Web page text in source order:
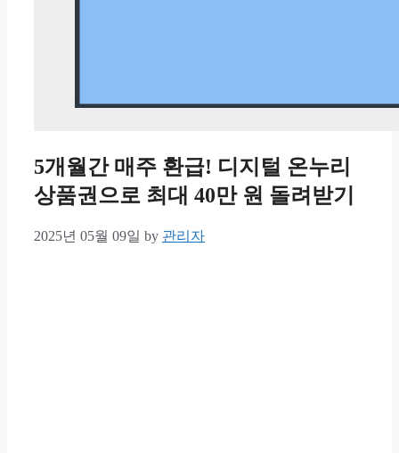
5개월간 매주 환급! 디지털 온누리
상품권으로 최대 40만 원 돌려받기
2025년 05월 09일 by 관리자